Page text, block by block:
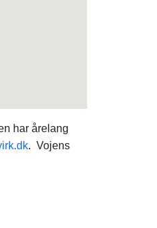
har årelang
. Vojens